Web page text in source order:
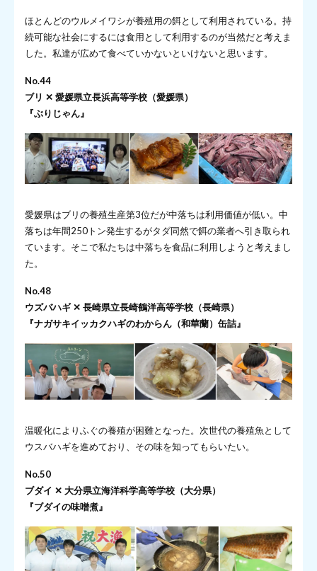
ほとんどのウルメイワシが養殖用の餌として利用されている。持
続可能な社会にするには食用として利用するのが当然だと考えま
した。私達が広めて食べていかないといけないと思います。
No.44
ブリ ✕ 愛媛県立長浜高等学校（愛媛県）
『ぶりじゃん』
愛媛県はブリの養殖生産第3位だが中落ちは利用価値が低い。中
落ちは年間250トン発生するがタダ同然で餌の業者へ引き取られ
ています。そこで私たちは中落ちを食品に利用しようと考えまし
た。
No.48
ウズバハギ ✕ 長崎県立長崎鶴洋高等学校（長崎県）
『ナガサキイッカクハギのわからん（和華蘭）缶詰』
温暖化によりふぐの養殖が困難となった。次世代の養殖魚として
ウスバハギを進めており、その味を知ってもらいたい。
No.50
ブダイ ✕ 大分県立海洋科学高等学校（大分県）
『ブダイの味噌煮』